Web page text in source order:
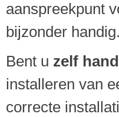
aanspreekpunt
bijzonder handig.
Bent u zelf
installeren van
correcte